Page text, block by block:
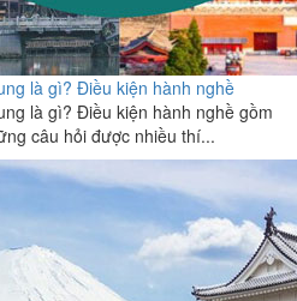
là gì? Điều kiện hành nghề
là gì? Điều kiện hành nghề gồm
câu hỏi được nhiều thí...